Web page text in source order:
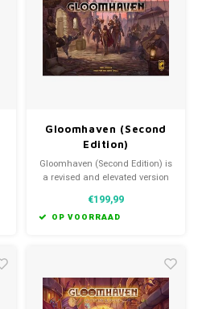
Gloomhaven (Second
Edition)
Gloomhaven (Second Edition) is
a revised and elevated version
game of Gloomhaven.
€199,99
OP VOORRAAD